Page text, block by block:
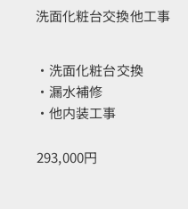
洗面化粧台交換他工事
・洗面化粧台交換
・漏水補修
・他内装工事
293,000円